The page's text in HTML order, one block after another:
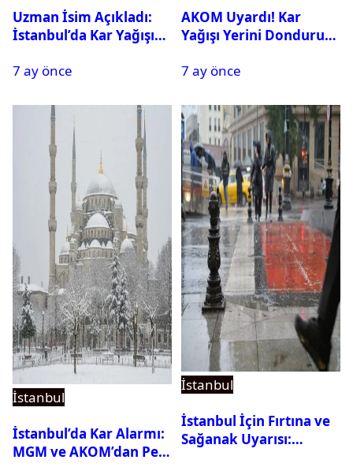
Uzman İsim Açıkladı:
İstanbul’da Kar Yağışı
7 ay önce
AKOM Uyardı! Kar
Yağışı Yerini Dondurucu
7 ay önce
İstanbul
İstanbul’da Kar Alarmı:
MGM ve AKOM’dan Peş
İstanbul
İstanbul İçin Fırtına ve
Sağanak Uyarısı: